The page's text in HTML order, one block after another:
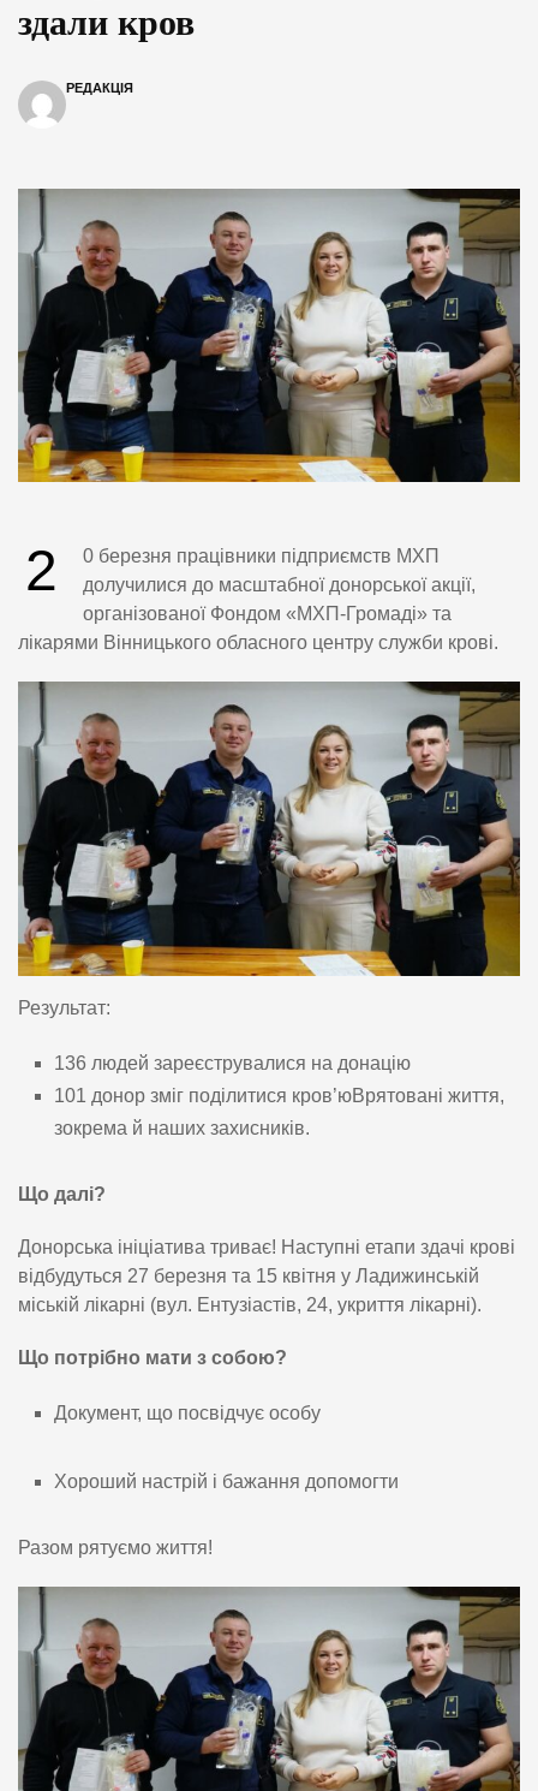
здали кров
РЕДАКЦІЯ
2
0 березня працівники підприємств МХП
долучилися до масштабної донорської акції,
організованої Фондом «МХП-Громаді» та
лікарями Вінницького обласного центру служби крові.
Результат:
136 людей зареєструвалися на донацію
101 донор зміг поділитися кров’юВрятовані життя,
зокрема й наших захисників.
Що далі?
Донорська ініціатива триває! Наступні етапи здачі крові
відбудуться 27 березня та 15 квітня у Ладижинській
міській лікарні (вул. Ентузіастів, 24, укриття лікарні).
Що потрібно мати з собою?
Документ, що посвідчує особу
Хороший настрій і бажання допомогти
Разом рятуємо життя!